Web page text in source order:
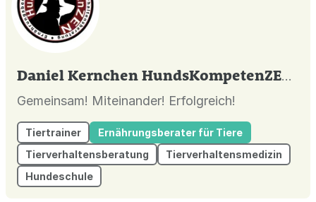
Daniel Kernchen HundsKompetenZEN
Gemeinsam! Miteinander! Erfolgreich!
Tiertrainer
Ernährungsberater für Tiere
Tierverhaltensberatung
Tierverhaltensmedizin
Hundeschule